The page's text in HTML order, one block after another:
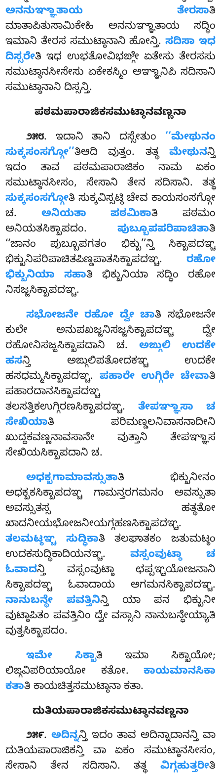
ಅನನುಞ್ಞಾತಾಯ ತೇರಸಾತಿ
ಮಾತಾಪಿತುಸಾಮಿಕೇಹಿ ಅನನುಞ್ಞಾತಾಯ ಸದ್ಧಿಂ
ಇಮಾನಿ ತೇರಸ ಸಮುಟ್ಠಾನಾನಿ ಹೋನ್ತಿ.ಸದಿಸಾ ಇಧ
ದಿಸ್ಸರೇತಿ ಇಧ ಉಭತೋವಿಭಙ್ಗೇ ಏತೇಸು ತೇರಸಸು
ಸಮುಟ್ಠಾನಸೀಸೇಸು ಏಕೇಕಸ್ಮಿಂ ಅಞ್ಞಾನಿಪಿ ಸದಿಸಾನಿ
ಸಮುಟ್ಠಾನಾನಿ ದಿಸ್ಸನ್ತಿ.
ಪಠಮಪಾರಾಜಿಕಸಮುಟ್ಠಾನವಣ್ಣನಾ
೨೫೮. ಇದಾನಿ ತಾನಿ ದಸ್ಸೇತುಂ ‘‘ಮೇಥುನಂ
ಸುಕ್ಕಸಂಸಗ್ಗೋ’’ತಿಆದಿ ವುತ್ತಂ. ತತ್ಥ ಮೇಥುನನ್ತಿ
ಇದಂ ತಾವ ಪಠಮಪಾರಾಜಿಕಂ ನಾಮ ಏಕಂ
ಸಮುಟ್ಠಾನಸೀಸಂ, ಸೇಸಾನಿ ತೇನ ಸದಿಸಾನಿ. ತತ್ಥ
ಸುಕ್ಕಸಂಸಗ್ಗೋತಿ ಸುಕ್ಕವಿಸ್ಸಟ್ಠಿ ಚೇವ ಕಾಯಸಂಸಗ್ಗೋ
ಚ. ಅನಿಯತಾ ಪಠಮಿಕಾತಿ ಪಠಮಂ
ಅನಿಯತಸಿಕ್ಖಾಪದಂ. ಪುಬ್ಬೂಪಪರಿಪಾಚಿತಾತಿ
‘‘ಜಾನಂ ಪುಬ್ಬೂಪಗತಂ ಭಿಕ್ಖು’’ನ್ತಿ ಸಿಕ್ಖಾಪದಞ್ಚ
ಭಿಕ್ಖುನಿಪರಿಪಾಚಿತಪಿಣ್ಡಪಾತಸಿಕ್ಖಾಪದಞ್ಚ. ರಹೋ
ಭಿಕ್ಖುನಿಯಾ ಸಹಾತಿ ಭಿಕ್ಖುನಿಯಾ ಸದ್ಧಿಂ ರಹೋ
ನಿಸಜ್ಜಸಿಕ್ಖಾಪದಞ್ಚ.
ಸಭೋಜನೇ ರಹೋ ದ್ವೇ ಚಾತಿ ಸಭೋಜನೇ
ಕುಲೇ ಅನುಪಖಜ್ಜನಿಸಜ್ಜಸಿಕ್ಖಾಪದಞ್ಚ ದ್ವೇ
ರಹೋನಿಸಜ್ಜಸಿಕ್ಖಾಪದಾನಿ ಚ. ಅಙ್ಗುಲಿ ಉದಕೇ
ಹಸನ್ತಿ ಅಙ್ಗುಲಿಪತೋದಕಞ್ಚ ಉದಕೇ
ಹಸಧಮ್ಮಸಿಕ್ಖಾಪದಞ್ಚ.ಪಹಾರೇ ಉಗ್ಗಿರೇ ಚೇವಾತಿ
ಪಹಾರದಾನಸಿಕ್ಖಾಪದಞ್ಚ
ತಲಸತ್ತಿಕಉಗ್ಗಿರಣಸಿಕ್ಖಾಪದಞ್ಚ. ತೇಪಞ್ಞಾಸಾ ಚ
ಸೇಖಿಯಾತಿ ಪರಿಮಣ್ಡಲನಿವಾಸನಾದೀನಿ
ಖುದ್ದಕವಣ್ಣನಾವಸಾನೇ ವುತ್ತಾನಿ ತೇಪಞ್ಞಾಸ
ಸೇಖಿಯಸಿಕ್ಖಾಪದಾನಿ ಚ.
ಅಧಕ್ಖಗಾಮಾವಸ್ಸುತಾತಿ ಭಿಕ್ಖುನೀನಂ
ಅಧಕ್ಖಕಸಿಕ್ಖಾಪದಞ್ಚ ಗಾಮನ್ತರಗಮನಂ ಅವಸ್ಸುತಾ
ಅವಸ್ಸುತಸ್ಸ ಹತ್ಥತೋ
ಖಾದನೀಯಭೋಜನೀಯಗ್ಗಹಣಸಿಕ್ಖಾಪದಞ್ಚ.
ತಲಮಟ್ಠಞ್ಚ ಸುದ್ಧಿಕಾತಿ ತಲಘಾತಕಂ ಜತುಮಟ್ಠಂ
ಉದಕಸುದ್ಧಿಕಾದಿಯನಞ್ಚ. ವಸ್ಸಂವುಟ್ಠಾ ಚ
ಓವಾದನ್ತಿ ವಸ್ಸಂವುಟ್ಠಾ ಛಪ್ಪಞ್ಚಯೋಜನಾನಿ
ಸಿಕ್ಖಾಪದಞ್ಚ ಓವಾದಾಯ ಅಗಮನಸಿಕ್ಖಾಪದಞ್ಚ.
ನಾನುಬನ್ಧೇ ಪವತ್ತಿನಿನ್ತಿ ಯಾ ಪನ ಭಿಕ್ಖುನೀ
ವುಟ್ಠಾಪಿತಂ ಪವತ್ತಿನಿಂ ದ್ವೇ ವಸ್ಸಾನಿ ನಾನುಬನ್ಧೇಯ್ಯಾತಿ
ವುತ್ತಸಿಕ್ಖಾಪದಂ.
ಇಮೇ
ಸಿಕ್ಖಾತಿ ಇಮಾ ಸಿಕ್ಖಾಯೋ;
ಲಿಙ್ಗವಿಪರಿಯಾಯೋ ಕತೋ. ಕಾಯಮಾನಸಿಕಾ
ಕತಾತಿ ಕಾಯಚಿತ್ತಸಮುಟ್ಠಾನಾ ಕತಾ.
ದುತಿಯಪಾರಾಜಿಕಸಮುಟ್ಠಾನವಣ್ಣನಾ
೨೫೯. ಅದಿನ್ನನ್ತಿ ಇದಂ ತಾವ ಅದಿನ್ನಾದಾನನ್ತಿ ವಾ
ದುತಿಯಪಾರಾಜಿಕನ್ತಿ ವಾ ಏಕಂ ಸಮುಟ್ಠಾನಸೀಸಂ,
ಸೇಸಾನಿ ತೇನ ಸದಿಸಾನಿ. ತತ್ಥ ವಿಗ್ಗಹುತ್ತರೀತಿ